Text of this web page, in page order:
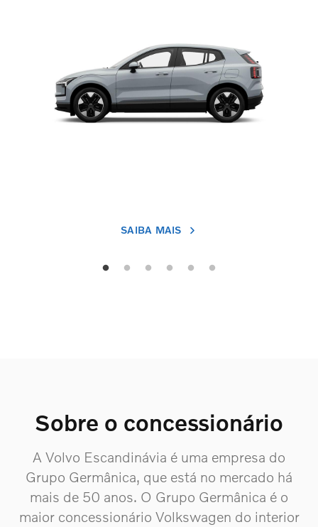
SAIBA MAIS
Sobre o concessionário
A Volvo Escandinávia é uma empresa do
Grupo Germânica, que está no mercado há
mais de 50 anos. O Grupo Germânica é o
maior concessionário Volkswagen do interior